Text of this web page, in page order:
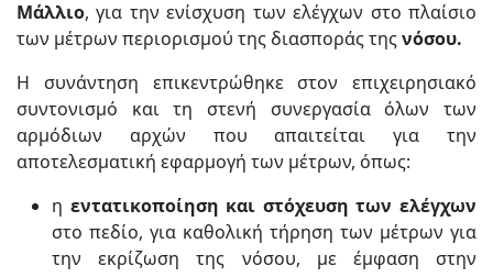
Μάλλιο, για την ενίσχυση των ελέγχων στο πλαίσιο
των μέτρων περιορισμού της διασποράς τηςνόσου.
Η συνάντηση επικεντρώθηκε στον επιχειρησιακό
συντονισμό και τη στενή συνεργασία όλων των
αρμόδιων αρχών που απαιτείται για την
αποτελεσματική εφαρμογή των μέτρων, όπως:
η εντατικοποίηση και στόχευση των ελέγχων
στο πεδίο, για καθολική τήρηση των μέτρων για
την εκρίζωση της νόσου, με έμφαση στην